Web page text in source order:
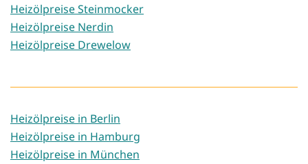
Heizölpreise Steinmocker
Heizölpreise Nerdin
Heizölpreise Drewelow
Heizölpreise in Berlin
Heizölpreise in Hamburg
Heizölpreise in München